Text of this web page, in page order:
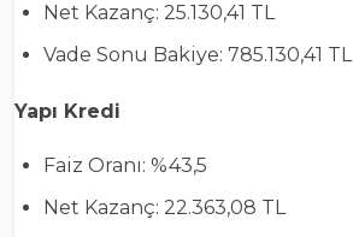
Net Kazanç: 25.130,41 TL
Vade Sonu Bakiye: 785.130,41 TL
Yapı Kredi
Faiz Oranı: %43,5
Net Kazanç: 22.363,08 TL